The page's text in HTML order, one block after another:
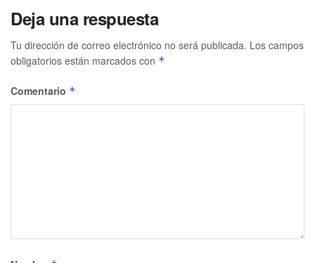
Deja una respuesta
Tu dirección de correo electrónico no será publicada. Los campos
obligatorios están marcados con *
Comentario *